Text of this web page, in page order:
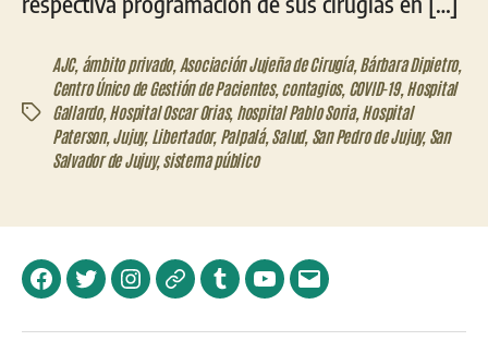
Etiquetas
AJC, ámbito privado, Asociación Jujeña de Cirugía, Bárbara Dipietro,
Centro Único de Gestión de Pacientes, contagios, COVID-19, Hospital
Gallardo, Hospital Oscar Orias, hospital Pablo Soria, Hospital
Paterson, Jujuy, Libertador, Palpalá, Salud, San Pedro de Jujuy, San
Salvador de Jujuy,sistema público
FacebookTwitterInstagramTelegramTumblrYouTubeCorreo